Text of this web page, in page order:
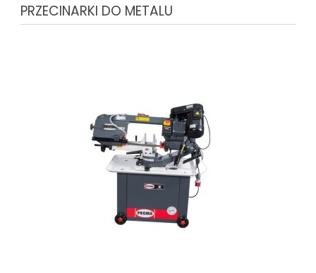
PRZECINARKI DO METALU